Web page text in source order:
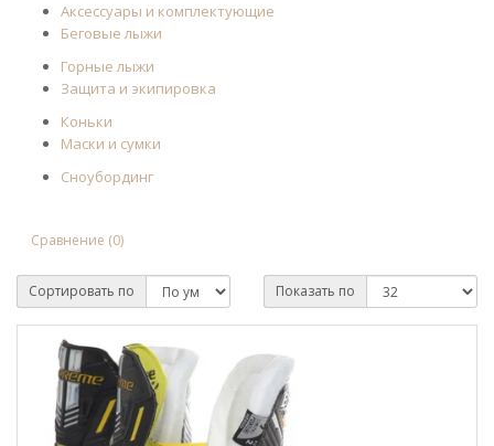
Аксессуары и комплектующие
Беговые лыжи
Горные лыжи
Защита и экипировка
Коньки
Маски и сумки
Сноубординг
Сравнение (0)
Сортировать по Показать по